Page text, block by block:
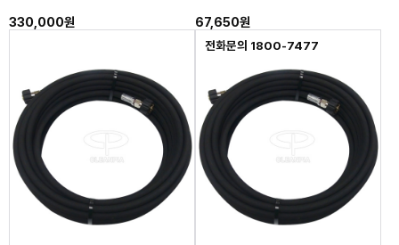
330,000원 67,650원
전화문의 1800-7477